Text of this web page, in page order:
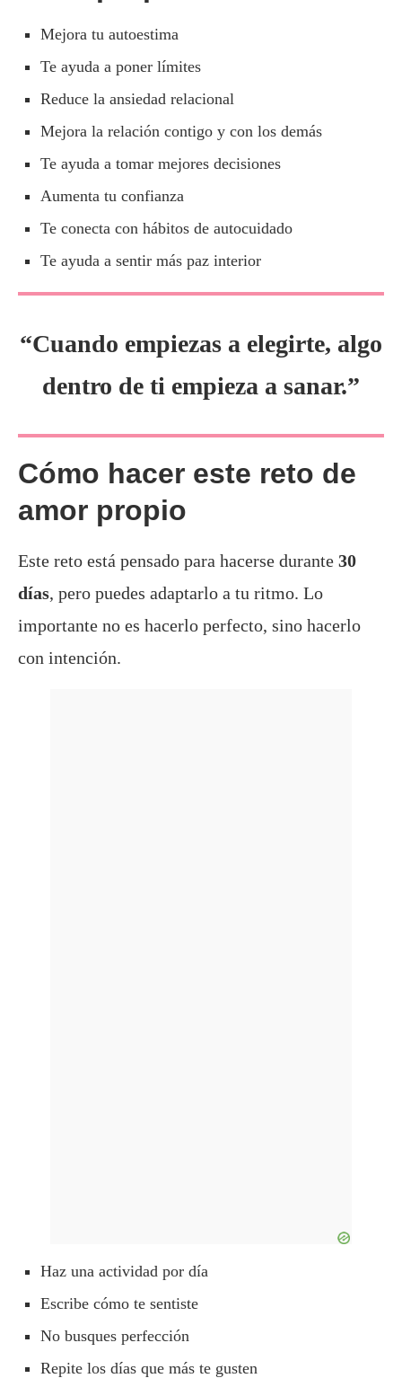
Mejora tu autoestima
Te ayuda a poner límites
Reduce la ansiedad relacional
Mejora la relación contigo y con los demás
Te ayuda a tomar mejores decisiones
Aumenta tu confianza
Te conecta con hábitos de autocuidado
Te ayuda a sentir más paz interior
“Cuando empiezas a elegirte, algo
dentro de ti empieza a sanar.”
Cómo hacer este reto de
amor propio
Este reto está pensado para hacerse durante 30
días, pero puedes adaptarlo a tu ritmo. Lo
importante no es hacerlo perfecto, sino hacerlo
con intención.
Haz una actividad por día
Escribe cómo te sentiste
No busques perfección
Repite los días que más te gusten